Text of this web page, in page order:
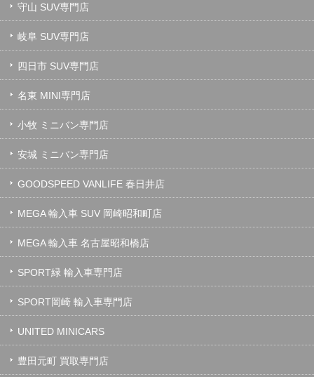
守山 SUV専門店
岐阜 SUV専門店
四日市 SUV専門店
名東 MINI専門店
小牧 ミニバン専門店
安城 ミニバン専門店
GOODSPEED VANLIFE 春日井店
MEGA 輸入車 SUV 岡崎昭和町店
MEGA 輸入車 名古屋昭和橋店
SPORT緑 輸入車専門店
SPORT岡崎 輸入車専門店
UNITED MINICARS
豊田元町 買取専門店